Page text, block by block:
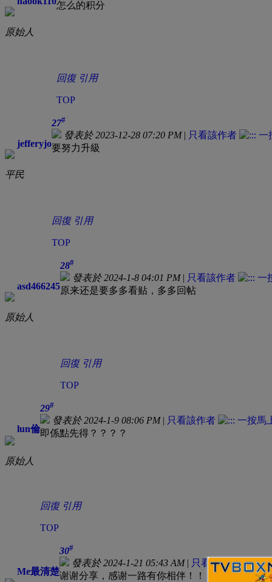
原始人
怎么的积分
回復 引用
TOP
jefferyjo
平民
27#
發表於 2023-12-28 07:20 PM| 只看該作者
要努力升級
回復 引用
TOP
asd466245
原始人
28#
發表於 2024-1-8 04:01 PM| 只看該作者
原来还是要多多看贴，多多回帖
回復 引用
TOP
lun倫
原始人
29#
發表於 2024-1-9 08:06 PM| 只看該作者
即係點先得？？？？
回復 引用
TOP
Me最清楚
30#
發表於 2024-1-21 05:43 AM| 只看該作者
谢谢分享，感谢一路有你相伴！！